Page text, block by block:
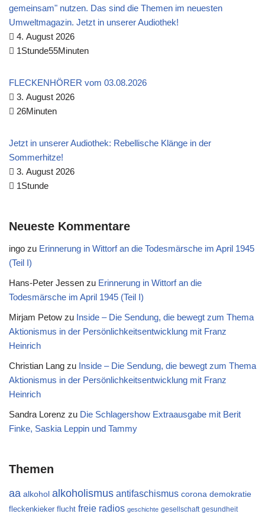
gemeinsam" nutzen. Das sind die Themen im neuesten
Umweltmagazin. Jetzt in unserer Audiothek!
4. August 2026
1Stunde55Minuten
FLECKENHÖRER vom 03.08.2026
3. August 2026
26Minuten
Jetzt in unserer Audiothek: Rebellische Klänge in der
Sommerhitze!
3. August 2026
1Stunde
Neueste Kommentare
ingo zu Erinnerung in Wittorf an die Todesmärsche im April 1945
(Teil I)
Hans-Peter Jessen zu Erinnerung in Wittorf an die
Todesmärsche im April 1945 (Teil I)
Mirjam Petow zu Inside – Die Sendung, die bewegt zum Thema
Aktionismus in der Persönlichkeitsentwicklung mit Franz
Heinrich
Christian Lang zu Inside – Die Sendung, die bewegt zum Thema
Aktionismus in der Persönlichkeitsentwicklung mit Franz
Heinrich
Sandra Lorenz zu Die Schlagershow Extraausgabe mit Berit
Finke, Saskia Leppin und Tammy
Themen
aa alkohol alkoholismus antifaschismus corona demokratie
fleckenkieker flucht freie radios geschichte gesellschaft gesundheit